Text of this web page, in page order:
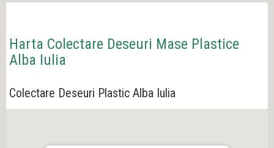
Harta Colectare Deseuri Mase Plastice
Alba Iulia
Colectare Deseuri Plastic Alba Iulia